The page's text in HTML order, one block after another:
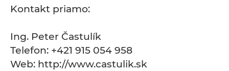
Kontakt priamo:
Ing. Peter Častulík
Telefon: +421 915 054 958
Web: http://www.castulik.sk